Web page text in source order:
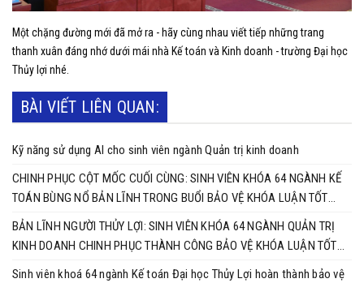
Một chặng đường mới đã mở ra - hãy cùng nhau viết tiếp những trang
thanh xuân đáng nhớ dưới mái nhà Kế toán và Kinh doanh - trường Đại học
Thủy lợi nhé.
BÀI VIẾT LIÊN QUAN:
Kỹ năng sử dụng AI cho sinh viên ngành Quản trị kinh doanh
CHINH PHỤC CỘT MỐC CUỐI CÙNG: SINH VIÊN KHÓA 64 NGÀNH KẾ
TOÁN BÙNG NỔ BẢN LĨNH TRONG BUỔI BẢO VỆ KHÓA LUẬN TỐT
NGHIỆP
BẢN LĨNH NGƯỜI THỦY LỢI: SINH VIÊN KHÓA 64 NGÀNH QUẢN TRỊ
KINH DOANH CHINH PHỤC THÀNH CÔNG BẢO VỆ KHÓA LUẬN TỐT
Sinh viên khoá 64 ngành Kế toán Đại học Thủy Lợi hoàn thành bảo vệ